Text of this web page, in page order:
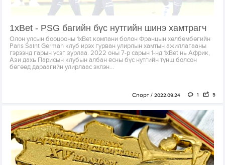
1xBet - PSG багийн бүс нутгийн шинэ хамтрагч
Олон улсын бооцооны 1xBet компани болон Францын хөлбөмбөгийн
Paris Saint German клуб ирэх гурван улирлын хамтын ажиллагааны
гэрээнд гарын үсэг зурлаа. 2022 оны 7-р сарын 1-нд 1xBet нь Африк,
Ази дахь Парисын клубын албан ёсны бүс нутгийн түнш болсон
бөгөөд дараагийн улирлаас эхлэн...
Спорт 2022.09.24 1 5